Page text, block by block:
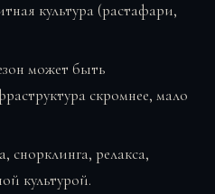
культура (растафари,
может быть
скромнее, мало
снорклинга, релакса,
культурой.